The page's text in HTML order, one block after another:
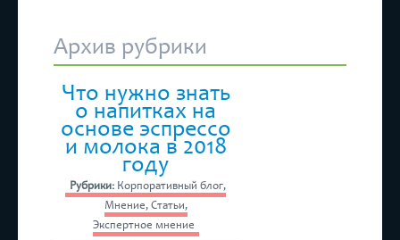
бесплатный прием предпринимателей
Архив рубрики
Что нужно знать
о напитках на
основе эспрессо
и молока в 2018
году
Рубрики: Корпоративный блог,
Мнение, Статьи,
Экспертное мнение